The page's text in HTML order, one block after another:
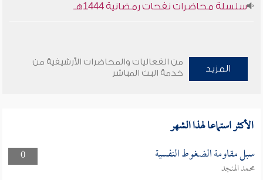
سلسلة محاضرات نفحات رمضانية 1444هـ
المزيد
من الفعاليات والمحاضرات الأرشيفية من
خدمة البث المباشر
الأكثر استماعا لهذا الشهر
0 سبل مقاومة الضغوط النفسية
محمد المنجد